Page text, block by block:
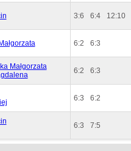
3:6 6:4 12:10
6:2 6:3
Małgorzata
6:2 6:3
6:3 6:2
6:3 7:5